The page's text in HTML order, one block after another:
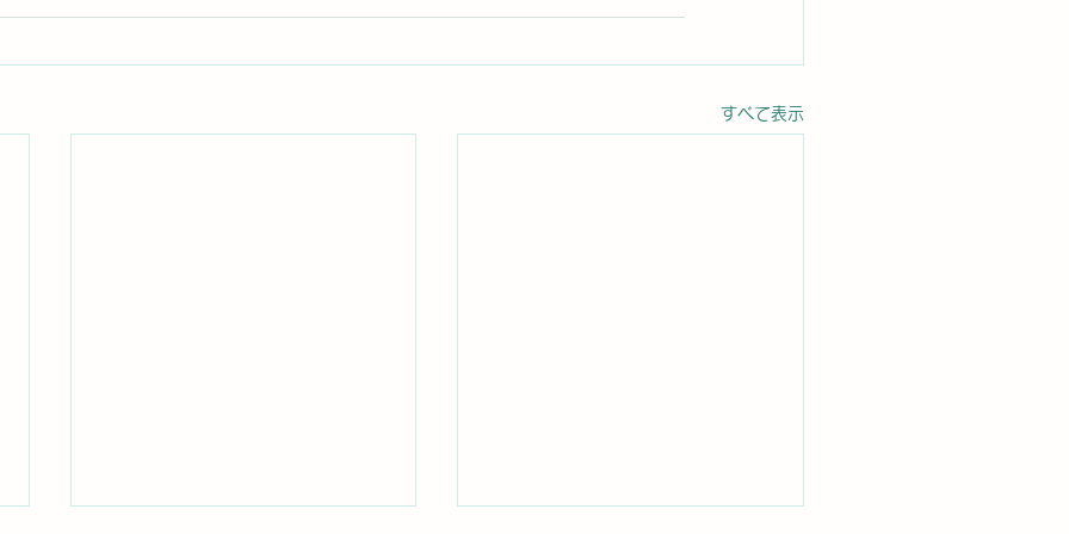
すべて表示